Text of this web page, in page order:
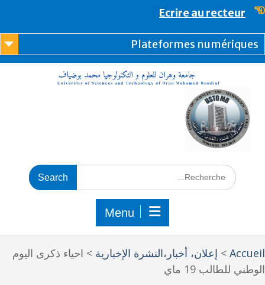
content
Ecrire au recteur
Plateformes
Menu
> إعلان، أخبار،النشرة الإخبارية > احياء ذكرى اليوم
للطالب 19 ماي